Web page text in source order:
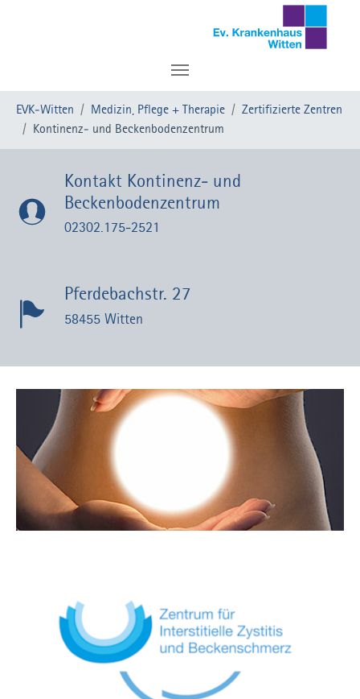
Sie sind hier:
EVK-Witten Medizin, Pflege + Therapie
Zertifizierte Zentren
Kontinenz- und Beckenbodenzentrum
Kontakt Kontinenz- und
Beckenbodenzentrum
02302.175-2521
Pferdebachstr. 27
58455 Witten